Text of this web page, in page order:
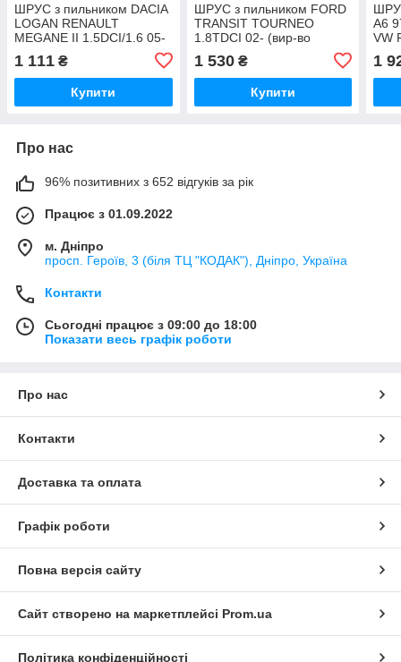
ШРУС з пильником DACIA
LOGAN RENAULT
MEGANE II 1.5DCI/1.6 05-
(вир-во DENCKERMANN)
C120219 UA46
1 111 ₴
Купити
ШРУС з пильником FORD
TRANSIT TOURNEO
1.8TDCI 02- (вир-во
DENCKERMANN) C120534
UA46
1 530₴
Купити
A6
VW
1
Про нас
96% позитивних з 652 відгуків за рік
Працює з 01.09.2022
м. Дніпро
просп. Героїв, 3 (біля ТЦ "КОДАК"), Дніпро, Україна
Контакти
Сьогодні працює з 09:00 до 18:00
Показати весь графік роботи
Про нас
Контакти
Доставка та оплата
Графік роботи
Повна версія сайту
Сайт створено на маркетплейсі Prom.ua
Політика конфіденційності